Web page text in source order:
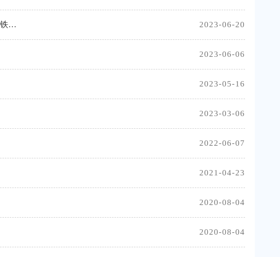
关于公布《四平市TD-KD1-A01-(01、02、03、04、05)地块控制性详细规划调整》《四平市铁西区37#-4-2地块控制性详细规划》《四平市四梨大街以东、雪松路以南A地块控制性详细规划》等的通知 2023-06-20
2023-06-06
2023-05-16
2023-03-06
2022-06-07
2021-04-23
2020-08-04
2020-08-04